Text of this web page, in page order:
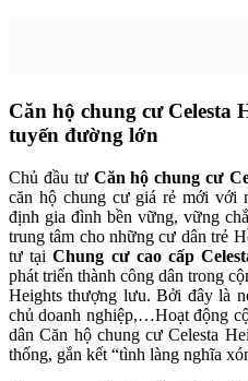
Căn hộ chung cư Celesta
tuyến đường lớn
Chủ đầu tư Căn hộ chung cư
căn hộ chung cư giá rẻ mới với
định gia đình bền vững, vững
trung tâm cho những cư dân trẻ
tư tạiChung cư cao cấp
phát triển thành công dân trong
Heights thượng lưu. Bởi đây là
chủ doanh nghiệp,…Hoạt động
dân Căn hộ chung cư Celesta
thống, gắn kết “tình làng nghĩa